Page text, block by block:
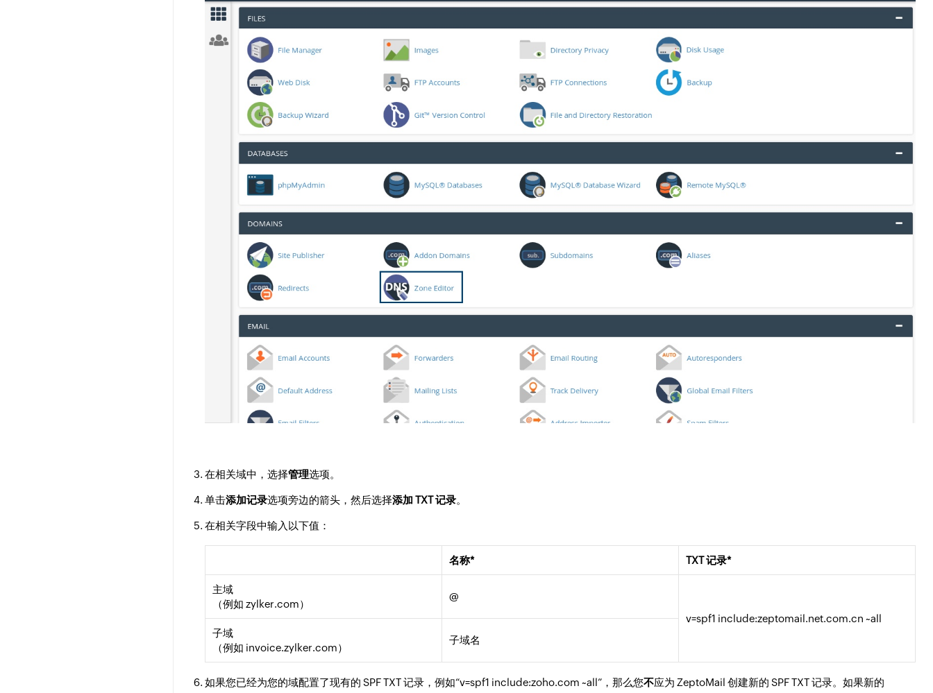
在相关域中，选择管理选项。
单击添加记录选项旁边的箭头，然后选择添加 TXT 记录。
在相关字段中输入以下值：
名称* TXT 记录*
主域
（例如 zylker.com）
@
v=spf1 include:zeptomail.net.com.cn ~all
子域
（例如 invoice.zylker.com）
子域名
如果您已经为您的域配置了现有的 SPF TXT 记录，例如“v=spf1 include:zoho.com ~all”，那么您不应为 ZeptoMail 创建新的 SPF TXT 记录。如果新的